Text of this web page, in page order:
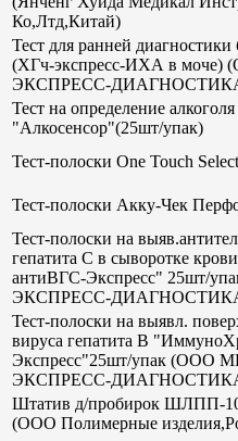
Ко,Лтд,Китай)
Тест для ранней диагностики
(ХГч-экспресс-ИХА в
ЭКСПРЕСС-
Тест на определение
"Алкосенсор"(25шт/упак)
Тест-полоски One Touch
Тест-полоски Акку-Чек
Тест-полоски на
гепатита С в сыворотке
антиВГС-Экспресс" 25шт/
ЭКСПРЕСС-
Тест-полоски на выявл.
вируса гепатита В
Экспресс"25шт/упак (ООО
ЭКСПРЕСС-
Штатив д/пробирок ШЛПП-10
(ООО Полимерные